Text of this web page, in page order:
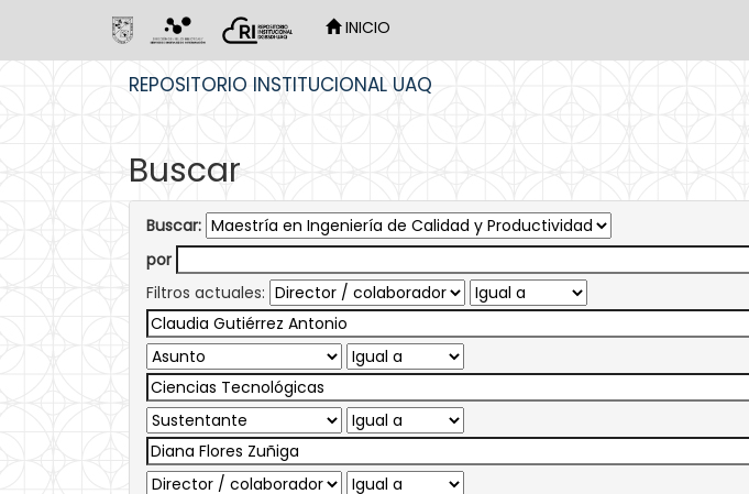
INICIO
REPOSITORIO INSTITUCIONAL UAQ
Buscar
Buscar:
por
Filtros actuales: